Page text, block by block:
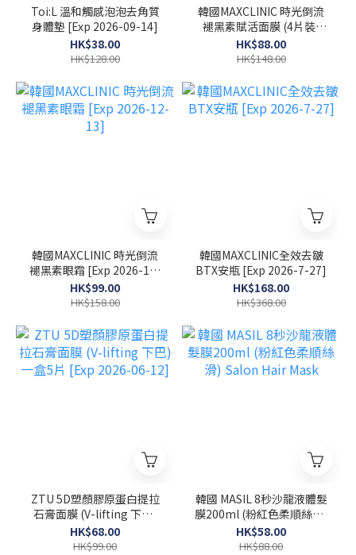
Toi:L 溫和觸感泡泡去角質
身體墊 [Exp 2026-09-14]
HK$38.00
HK$128.00
韓國MAXCLINIC 時光倒流
褪黑素賦活面膜 (4片裝)
[Exp 2027-02-02]
HK$88.00
HK$148.00
韓國MAXCLINIC 時光倒流
褪黑素眼霜 [Exp 2026-12-
13]
HK$99.00
HK$158.00
韓國MAXCLINIC全效去皺
BTX安瓶 [Exp 2026-7-27]
HK$168.00
HK$368.00
ZTU 5D塑顏膠原蛋白提拉
石膏面膜 (V-lifting 下巴)
一盒5片 [Exp 2026-06-12]
HK$68.00
HK$99.00
韓國 MASIL 8秒沙龍液體髮
膜200ml (粉紅色柔順絲滑)
Salon Hair Mask
HK$58.00
HK$88.00